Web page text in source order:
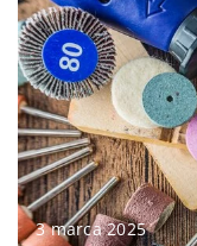
3 marca 2025